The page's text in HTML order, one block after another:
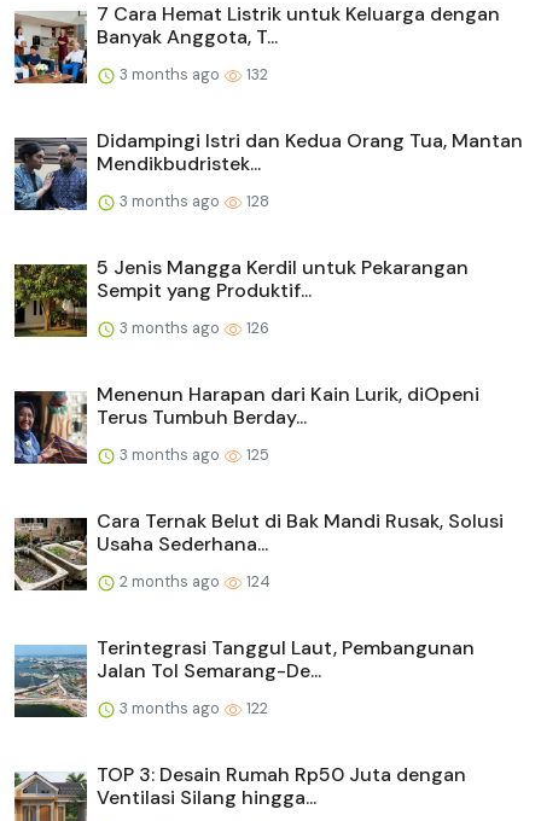
7 Cara Hemat Listrik untuk Keluarga dengan
Banyak Anggota, T...
3 months ago 132
Didampingi Istri dan Kedua Orang Tua, Mantan
Mendikbudristek...
3 months ago 128
5 Jenis Mangga Kerdil untuk Pekarangan
Sempit yang Produktif...
3 months ago 126
Menenun Harapan dari Kain Lurik, diOpeni
Terus Tumbuh Berday...
3 months ago 125
Cara Ternak Belut di Bak Mandi Rusak, Solusi
Usaha Sederhana...
2 months ago 124
Terintegrasi Tanggul Laut, Pembangunan
Jalan Tol Semarang-De...
3 months ago 122
TOP 3: Desain Rumah Rp50 Juta dengan
Ventilasi Silang hingga...